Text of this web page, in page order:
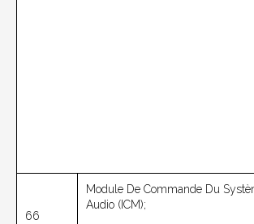
66
Module De Commande Du
Audio (ICM);